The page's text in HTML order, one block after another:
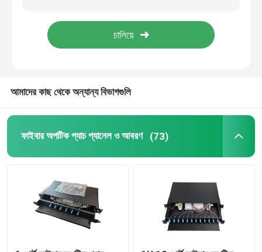
এমপিও এমটিপি প্যাচ প্যানেল
ওয়াল মাউন্ট ফাইবার ঘের
ODF প্যাচ প্যানেল
ফাইবার অপটিক স্প্লিটার বক্স
আমাদের কাছ থেকে অন্যান্য বিভাগগুলি
ফাইবার অপটিক প্যাচ প্যানেল ও আবরণ (73)